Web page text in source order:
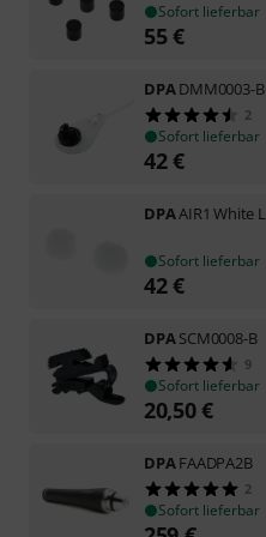
Sofort lieferbar
55€
DPADMM0003-B
2
Sofort lieferbar
42€
DPAAIR1 White L
Sofort lieferbar
42€
DPASCM0008-B
9
Sofort lieferbar
20,50€
DPAFAADPA2B
2
Sofort lieferbar